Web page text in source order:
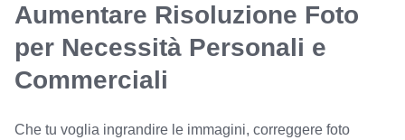
Aumentare Risoluzione Foto
per Necessità Personali e
Commerciali
Che tu voglia ingrandire le immagini, correggere foto